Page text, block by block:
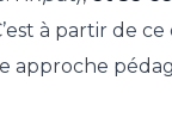
à partir de
approche